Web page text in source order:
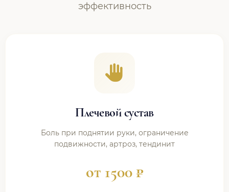
эффективность
Плечевой сустав
Боль при поднятии руки, ограничение
подвижности, артроз, тендинит
от 1500 ₽